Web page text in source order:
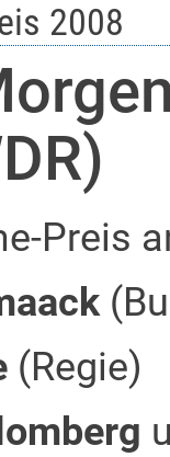
2008
Preis
(Regie)